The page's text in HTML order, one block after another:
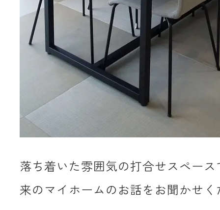
落ち着いた雰囲気の打合せスペー
来のマイホームのお話をお聞かせく